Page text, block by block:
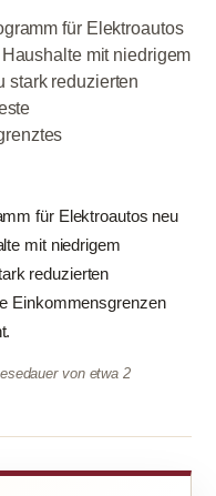
für Elektroautos
mit niedrigem
stark reduzierten
für Elektroautos neu
mit niedrigem
reduzierten
Einkommensgrenzen
von etwa 2